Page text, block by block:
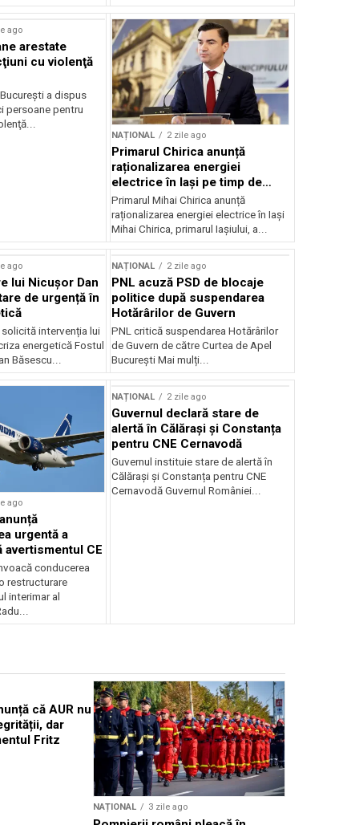
ago
arestate
cu violenţă
a dispus
persoane pentru
NAȚIONAL 2 zile ago
Primarul Chirica anunță
raționalizarea energiei
electrice în Iași pe timp de
noapte
Primarul Mihai Chirica anunță
raționalizarea energiei electrice în Iași
Mihai Chirica, primarul Iașiului, a...
ago
lui Nicușor Dan
de urgență în
intervenția lui
energetică Fostul
Băsescu...
NAȚIONAL 2 zile ago
PNL acuză PSD de blocaje
politice după suspendarea
Hotărârilor de Guvern
PNL critică suspendarea Hotărârilor
de Guvern de către Curtea de Apel
București Mai mulți...
ago
urgentă a
avertismentul CE
conducerea
restructurare
interimar al
NAȚIONAL 2 zile ago
Guvernul declară stare de
alertă în Călărași și Constanța
pentru CNE Cernavodă
Guvernul instituie stare de alertă în
Călărași și Constanța pentru CNE
Cernavodă Guvernul României...
că AUR nu
dar
Fritz
NAȚIONAL 3 zile ago